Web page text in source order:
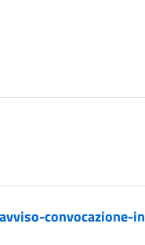
convocazione-